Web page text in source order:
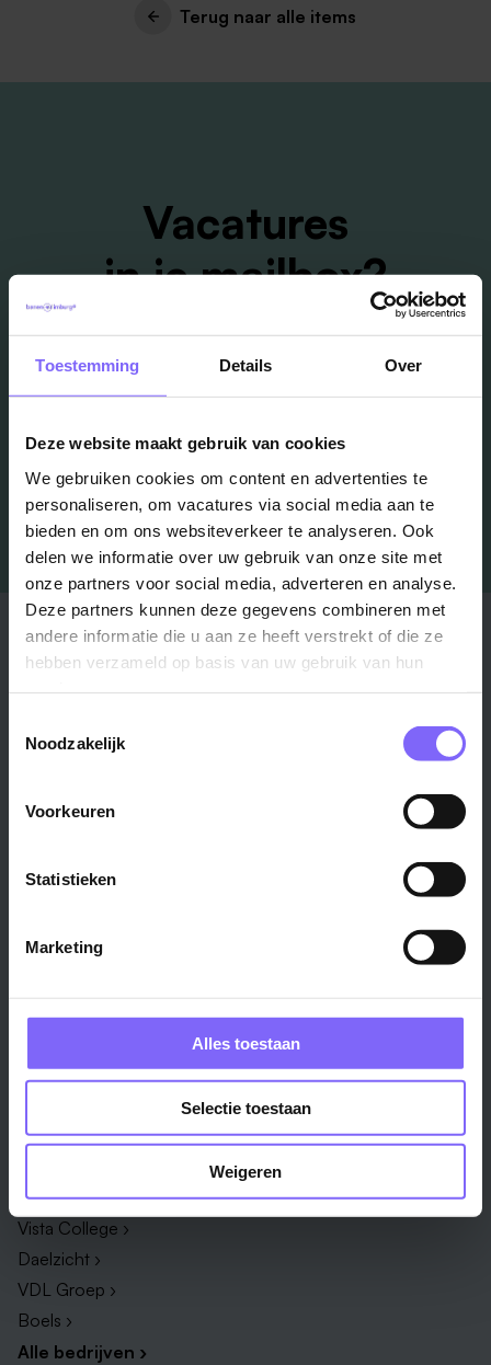
Toestemming Details Over
Deze website maakt gebruik van cookies
We gebruiken cookies om content en advertenties te
personaliseren, om vacatures via social media aan te
bieden en om ons websiteverkeer te analyseren. Ook
delen we informatie over uw gebruik van onze site met
onze partners voor social media, adverteren en analyse.
Deze partners kunnen deze gegevens combineren met
andere informatie die u aan ze heeft verstrekt of die ze
hebben verzameld op basis van uw gebruik van hun
Noodzakelijk
Voorkeuren
Statistieken
Marketing
Alles toestaan
Selectie toestaan
Weigeren
Terug naar alle items
Vacatures
in je mailbox?
Schrijf je in en we houden je op de hoogte
Stad
Heerlen ›
Regio
Zuid-Limburg ›
Vakgebied
Onderwijs ›
Productiemedewerker ›
Bedrijf
Zuyderland ›
Vista College ›
Daelzicht ›
VDL Groep ›
Boels ›
Alle bedrijven ›